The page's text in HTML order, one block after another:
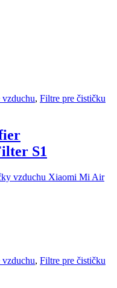
vzduchu, Filtre pre čističku
S1
vzduchu Xiaomi Mi Air
vzduchu, Filtre pre čističku